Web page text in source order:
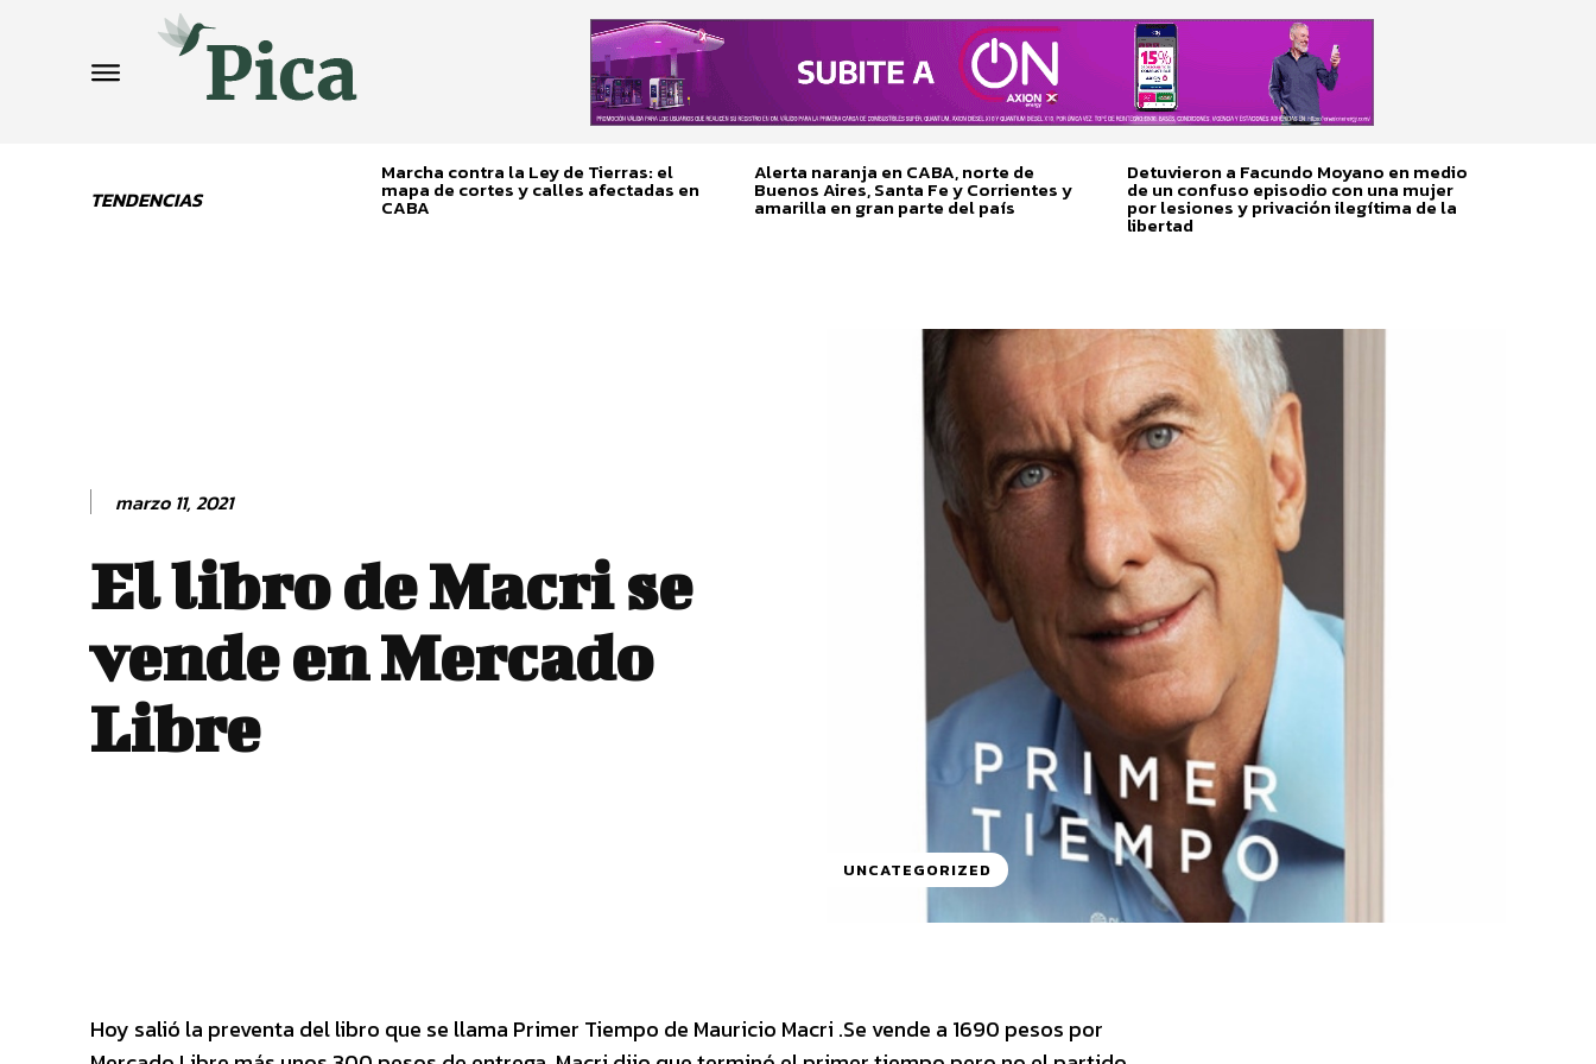
TENDENCIAS
Marcha contra la Ley de Tierras: el
mapa de cortes y calles afectadas en
CABA
Alerta naranja en CABA, norte de
Buenos Aires, Santa Fe y Corrientes y
amarilla en gran parte del país
Detuvieron a Facundo Moyano en medio
de un confuso episodio con una mujer
por lesiones y privación ilegítima de la
libertad
marzo 11, 2021
El libro de Macri se
vende en Mercado
Libre
UNCATEGORIZED
Hoy salió la preventa del libro que se llama Primer Tiempo de Mauricio Macri .Se vende a 1690 pesos por